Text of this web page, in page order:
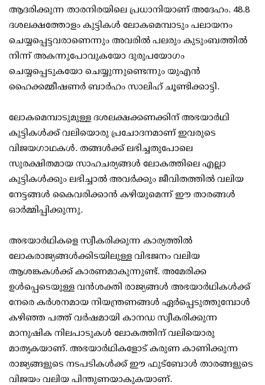
ആദരിക്കുന്ന താരനിരയിലെ പ്രധാനിയാണ് അദേഹം. 48.8
ദശലക്ഷത്തോളം കുട്ടികൾ ലോകമെമ്പാടും പലായനം
ചെയ്യപ്പെട്ടവരാണെന്നും അവരിൽ പലരും കുടുംബത്തിൽ
നിന്ന് അകന്നുപോവുകയോ ദുരുപയോഗം
ചെയ്യപ്പെടുകയോ ചെയ്യുന്നുണ്ടെന്നും യുഎൻ
ഹൈക്കമ്മീഷണർ ബാർഹം സാലിഹ് ചൂണ്ടിക്കാട്ടി.
ലോകമെമ്പാടുമുള്ള ദശലക്ഷക്കണക്കിന് അഭയാർഥി
കുട്ടികൾക്ക് വലിയൊരു പ്രചോദനമാണ് ഇവരുടെ
വിജയഗാഥകൾ. തങ്ങൾക്ക് ലഭിച്ചതുപോലെ
സുരക്ഷിതമായ സാഹചര്യങ്ങൾ ലോകത്തിലെ എല്ലാ
കുട്ടികൾക്കും ലഭിച്ചാൽ അവർക്കും ജീവിതത്തിൽ വലിയ
നേട്ടങ്ങൾ കൈവരിക്കാൻ കഴിയുമെന്ന് ഈ താരങ്ങൾ
ഓർമ്മിപ്പിക്കുന്നു.
അഭയാർഥികളെ സ്വീകരിക്കുന്ന കാര്യത്തിൽ
ലോകരാജ്യങ്ങൾക്കിടയിലുള്ള വിഭജനം വലിയ
ആശങ്കകൾക്ക് കാരണമാകുന്നുണ്ട്. അമേരിക്ക
ഉൾപ്പെടെയുള്ള വൻശക്തി രാജ്യങ്ങൾ അഭയാർഥികൾക്ക്
നേരെ കർശനമായ നിയന്ത്രണങ്ങൾ ഏർപ്പെടുത്തുമ്പോൾ
കഴിഞ്ഞ പത്ത് വർഷമായി കാനഡ സ്വീകരിക്കുന്ന
മാനുഷിക നിലപാടുകൾ ലോകത്തിന് വലിയൊരു
മാതൃകയാണ്. അഭയാർഥികളോട് കരുണ കാണിക്കുന്ന
രാജ്യങ്ങളുടെ നടപടികൾക്ക് ഈ ഫുട്ബോൾ താരങ്ങളുടെ
വിജയം വലിയ പിന്തുണയാകുകയാണ്.